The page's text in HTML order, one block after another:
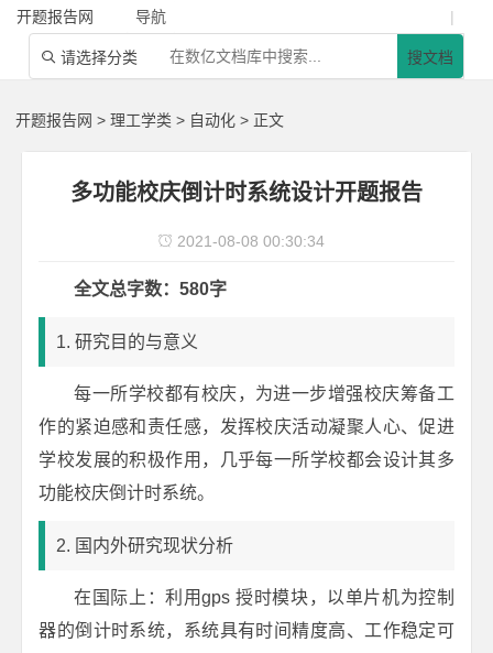
开题报告网 导航 |
 请选择分类 搜文档
开题报告网 >理工学类 > 自动化 > 正文
多功能校庆倒计时系统设计开题报告
 2021-08-08 00:30:34
全文总字数：580字
1. 研究目的与意义
每一所学校都有校庆，为进一步增强校庆筹备工
作的紧迫感和责任感，发挥校庆活动凝聚人心、促进
学校发展的积极作用，几乎每一所学校都会设计其多
功能校庆倒计时系统。
2. 国内外研究现状分析
在国际上：利用gps 授时模块，以单片机为控制
器的倒计时系统，系统具有时间精度高、工作稳定可